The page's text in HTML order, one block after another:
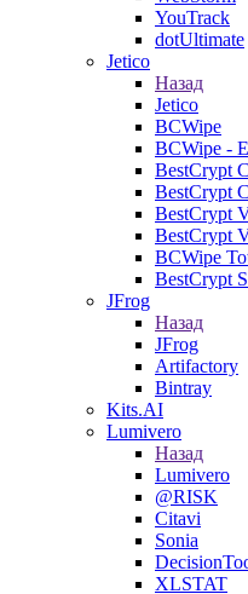
YouTrack
dotUltimate
Jetico
Назад
Jetico
BCWipe
BCWipe -
BestCrypt
BestCrypt
BestCrypt
BestCrypt
BCWipe
BestCrypt
JFrog
Назад
JFrog
Artifactory
Bintray
Kits.AI
Lumivero
Назад
Lumivero
@RISK
Citavi
Sonia
XLSTAT